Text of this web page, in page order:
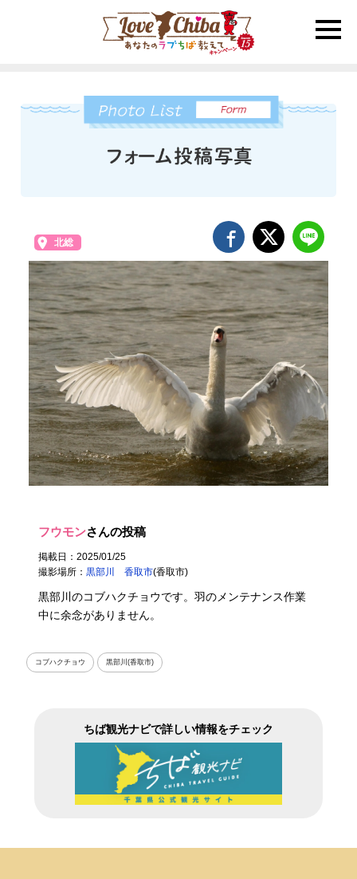
toggle
北総
フウモンさんの投稿
掲載日：2025/01/25
撮影場所：黒部川 香取市(香取市)
黒部川のコブハクチョウです。羽のメンテナンス作業
中に余念がありません。
コブハクチョウ 黒部川(香取市)
ちば観光ナビで詳しい情報をチェック